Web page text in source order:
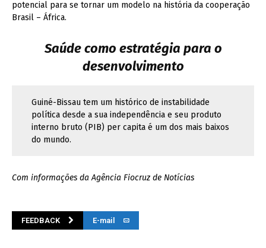
potencial para se tornar um modelo na história da cooperação
Brasil – África.
Saúde como estratégia para o
desenvolvimento
Guiné-Bissau tem um histórico de instabilidade
política desde a sua independência e seu produto
interno bruto (PIB) per capita é um dos mais baixos
do mundo.
Com informações da Agência Fiocruz de Notícias
FEEDBACK E-mail